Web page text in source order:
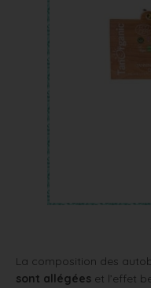
La composition des
sont allégées et l’effet